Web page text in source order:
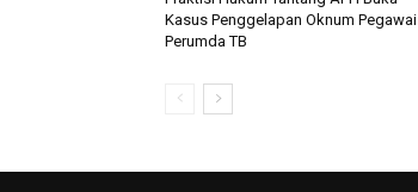
Kasus Penggelapan Oknum Pegawai
Perumda TB